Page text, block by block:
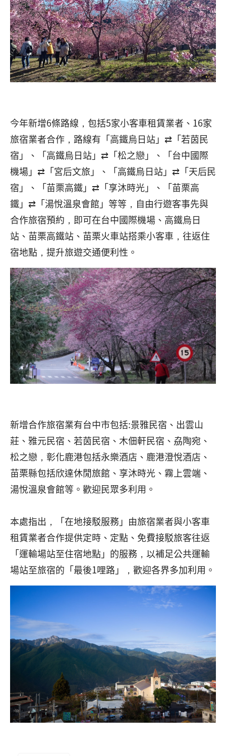
今年新增6條路線，包括5家小客車租賃業者、16家
旅宿業者合作，路線有「高鐵烏日站」⇄「若茵民
宿」、「高鐵烏日站」⇄「松之戀」、「台中國際
機場」⇄「宮后文旅」、「高鐵烏日站」⇄「天后民
宿」、「苗栗高鐵」⇄「享沐時光」、「苗栗高
鐵」⇄「湯悅溫泉會館」等等，自由行遊客事先與
合作旅宿預約，即可在台中國際機場、高鐵烏日
站、苗栗高鐵站、苗栗火車站搭乘小客車，往返住
宿地點，提升旅遊交通便利性。
新增合作旅宿業有台中市包括:景雅民宿、出雲山
莊、雅元民宿、若茵民宿、木佃軒民宿、劦陶宛、
松之戀，彰化鹿港包括永樂酒店、鹿港澄悅酒店、
苗栗縣包括欣達休閒旅館、享沐時光、霧上雲端、
湯悅溫泉會館等。歡迎民眾多利用。
本處指出，「在地接駁服務」由旅宿業者與小客車
租賃業者合作提供定時、定點、免費接駁旅客往返
「運輸場站至住宿地點」的服務，以補足公共運輸
場站至旅宿的「最後1哩路」，歡迎各界多加利用。